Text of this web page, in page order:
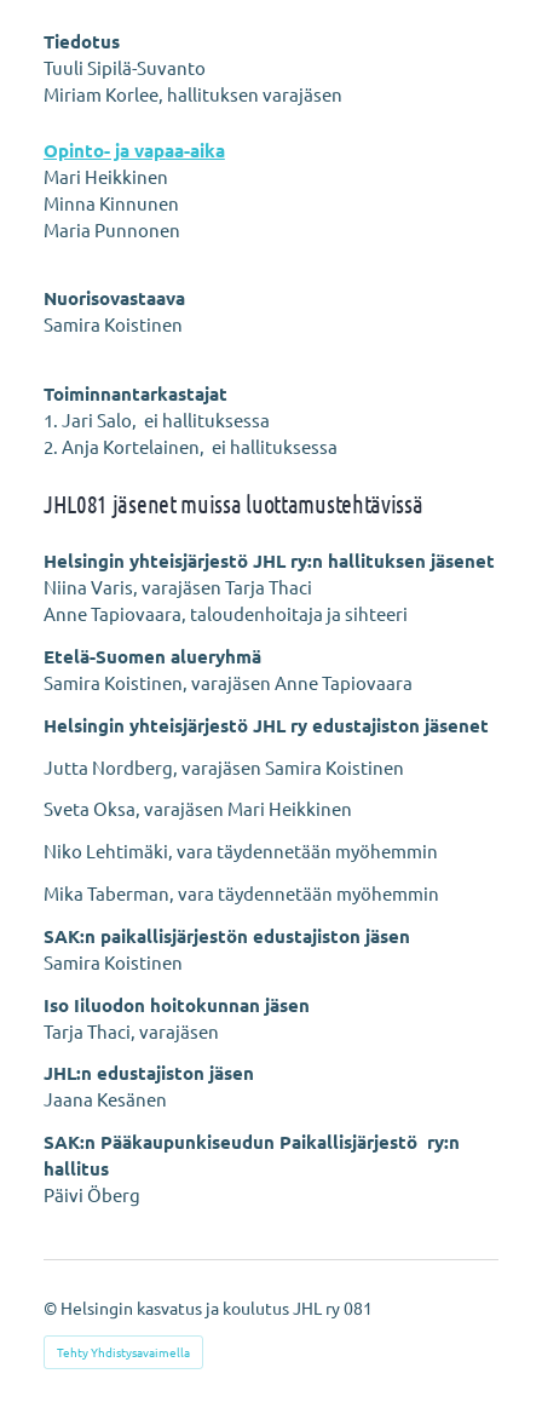
Tiedotus
Tuuli Sipilä-Suvanto
Miriam Korlee, hallituksen varajäsen
Opinto- ja vapaa-aika
Mari Heikkinen
Minna Kinnunen
Maria Punnonen
Nuorisovastaava
Samira Koistinen
Toiminnantarkastajat
1. Jari Salo, ei hallituksessa
2. Anja Kortelainen, ei hallituksessa
JHL081 jäsenet muissa luottamustehtävissä
Helsingin yhteisjärjestö JHL ry:n hallituksen jäsenet
Niina Varis, varajäsen Tarja Thaci
Anne Tapiovaara, taloudenhoitaja ja sihteeri
Etelä-Suomen alueryhmä
Samira Koistinen, varajäsen Anne Tapiovaara
Helsingin yhteisjärjestö JHL ry edustajiston jäsenet
Jutta Nordberg, varajäsen Samira Koistinen
Sveta Oksa, varajäsen Mari Heikkinen
Niko Lehtimäki, vara täydennetään myöhemmin
Mika Taberman, vara täydennetään myöhemmin
SAK:n paikallisjärjestön edustajiston jäsen
Samira Koistinen
Iso Iiluodon hoitokunnan jäsen
Tarja Thaci, varajäsen
JHL:n edustajiston jäsen
Jaana Kesänen
SAK:n Pääkaupunkiseudun Paikallisjärjestö ry:n
hallitus
Päivi Öberg
© Helsingin kasvatus ja koulutus JHL ry 081
Tehty Yhdistysavaimella